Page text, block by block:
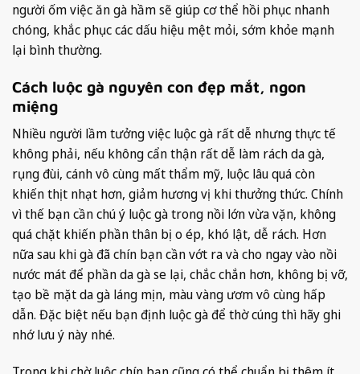
người ốm việc ăn gà hầm sẽ giúp cơ thể hồi phục nhanh
chóng, khắc phục các dấu hiệu mệt mỏi, sớm khỏe mạnh
lại bình thường.
Cách luộc gà nguyên con đẹp mắt, ngon
miệng
Nhiều người lầm tưởng việc luộc gà rất dễ nhưng thực tế
không phải, nếu không cẩn thận rất dễ làm rách da gà,
rụng đùi, cánh vô cùng mất thẩm mỹ, luộc lâu quá còn
khiến thịt nhạt hơn, giảm hương vị khi thưởng thức. Chính
vì thế bạn cần chú ý luộc gà trong nồi lớn vừa vặn, không
quá chặt khiến phần thân bị o ép, khó lật, dễ rách. Hơn
nữa sau khi gà đã chín bạn cần vớt ra và cho ngay vào nồi
nước mát để phần da gà se lại, chắc chắn hơn, không bị vỡ,
tạo bề mặt da gà láng mịn, màu vàng ươm vô cùng hấp
dẫn. Đặc biệt nếu bạn định luộc gà để thờ cúng thì hãy ghi
nhớ lưu ý này nhé.